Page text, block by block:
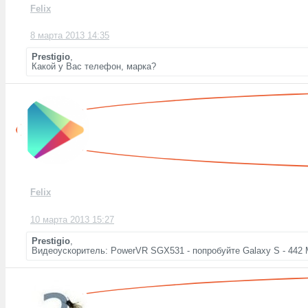
Felix
8 марта 2013 14:35
Prestigio,
Какой у Вас телефон, марка?
Felix
10 марта 2013 15:27
Prestigio
Видеоускоритель: PowerVR SGX531 - попробуйте Galaxy S -